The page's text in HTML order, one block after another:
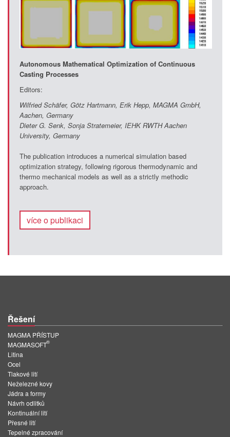
Autonomous Mathematical Optimization of Continuous
Casting Processes
Editors:
Wilfried Schäfer, Götz Hartmann, Erik Hepp, MAGMA GmbH,
Aachen, Germany
Dieter G. Senk, Sonja Stratemeier, IEHK RWTH Aachen
University, Germany
The publication introduces a numerical simulation based
optimization strategy, following rigorous thermodynamic and
thermo mechanical models as well as a strictly methodic
approach.
více o publikaci
Řešení
MAGMA PŘÍSTUP
MAGMASOFT
®
Litina
Ocel
Tlakové lití
Neželezné kovy
Jádra a formy
Návrh odlitků
Kontinuální lití
Přesné lití
Tepelné zpracování